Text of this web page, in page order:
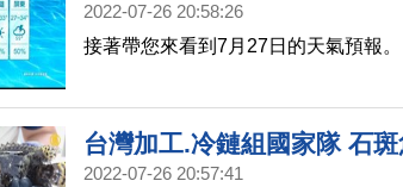
2022-07-26 20:58:26
接著帶您來看到7月27日的天氣預報。
台灣加工.冷鏈組國家隊 石
2022-07-26 20:57:41